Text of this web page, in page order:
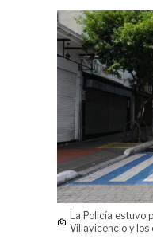
La Policía estuvo
Villavicencio y los